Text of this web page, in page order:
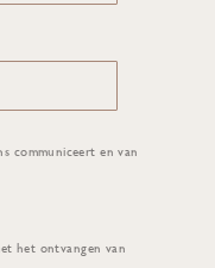
communiceert en van
het ontvangen van